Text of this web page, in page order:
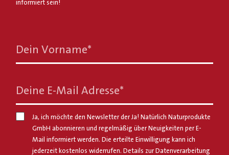
informiert sein!
Dein Vorname*
Deine E-Mail Adresse*
Ja, ich möchte den Newsletter der Ja! Natürlich Naturprodukte
GmbH abonnieren und regelmäßig über Neuigkeiten per E-
Mail informiert werden. Die erteilte Einwilligung kann ich
jederzeit kostenlos widerrufen. Details zur Datenverarbeitung